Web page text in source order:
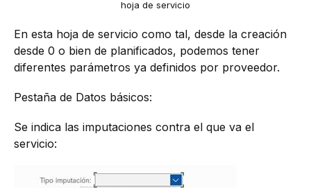
hoja de servicio
En esta hoja de servicio como tal, desde la creación
desde 0 o bien de planificados, podemos tener
diferentes parámetros ya definidos por proveedor.
Pestaña de Datos básicos:
Se indica las imputaciones contra el que va el
servicio: